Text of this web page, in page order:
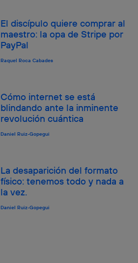
El discípulo quiere comprar al
maestro: la opa de Stripe por
PayPal
Raquel Roca Cabades
Cómo internet se está
blindando ante la inminente
revolución cuántica
Daniel Ruiz-Gopegui
La desaparición del formato
físico: tenemos todo y nada a
la vez.
Daniel Ruiz-Gopegui